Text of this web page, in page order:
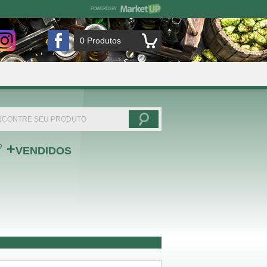
POWERED BY
CHIMA'S BIER CULTURA CERVEJEIRA no
CHIMA'S BIER CULTURA CERVEJEIRA no Instagram
0 Produtos
+VENDIDOS